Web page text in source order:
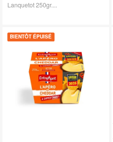
Lanquetot 250gr....
BIENTÔT ÉPUISÉ